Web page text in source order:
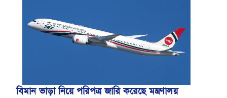
বিমান ভাড়া নিয়ে পরিপত্র জারি করেছে মন্ত্রণালয়